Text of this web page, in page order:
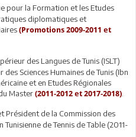
pour la Formation et les Etudes
diplomatiques et
(Promotions 2009-2011 et
des Langues de Tunis (ISLT)
Sciences Humaines de Tunis (Ibn
et en Etudes Régionales
Master (2011-2012 et 2017-2018)
Président de la Commission des
de Tennis de Table (2011-